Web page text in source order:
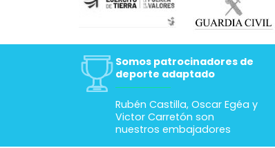
Somos patrocinadores de
deporte adaptado
Rubén Castilla, Oscar Egéa y
Victor Carretón son
nuestros embajadores